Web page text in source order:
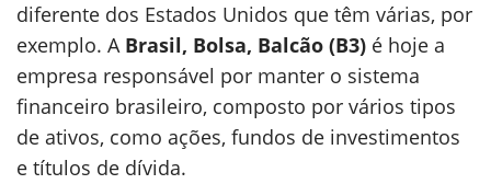
diferente dos Estados Unidos que têm várias, por
exemplo. A Brasil, Bolsa, Balcão (B3) é hoje a
empresa responsável por manter o sistema
financeiro brasileiro, composto por vários tipos
de ativos, como ações, fundos de investimentos
e títulos de dívida.